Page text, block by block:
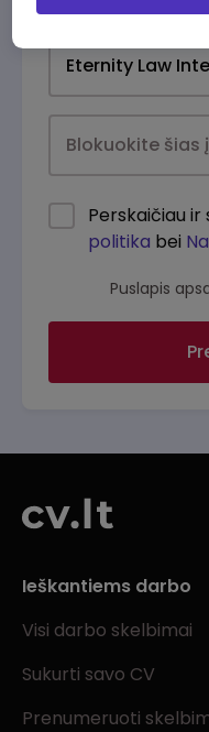
Perskaičiau ir
politika bei
Puslapis
Ieškantiems darbo
Visi darbo skelbimai
Sukurti savo CV
Prenumeruoti